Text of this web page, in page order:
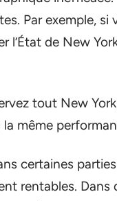
Par exemple,
l’État de New
tout New
même
certaines
rentables. Dans